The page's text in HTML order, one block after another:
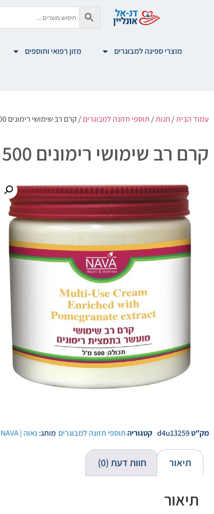
מוצרי ספיגה למבוגרים מזון רפואי ותוספים
עמוד הבית/ חנות/ תוספי תזונה למבוגרים/ קרם רב שימושי רימונים 500 מ"ל
קרם רב שימושי רימונים 500 מ"ל
מק"טd4u13259 קטגוריהתוספי תזונה למבוגרים מותג: נאוה | NAVA
תיאור חוות דעת (0)
תיאור